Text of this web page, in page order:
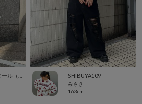
SHIBUYA109
みさき
163cm